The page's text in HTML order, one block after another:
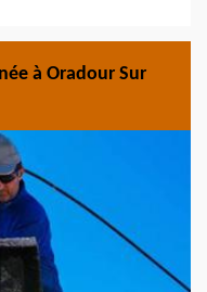
à Oradour Sur